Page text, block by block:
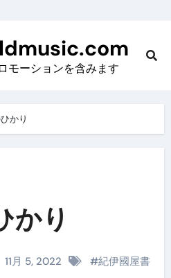
モーションを含みます
かり
かり
11月 5, 2022 #紀伊國屋書